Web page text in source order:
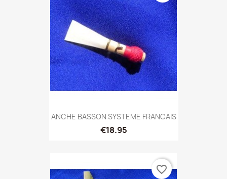
ANCHE BASSON SYSTEME FRANCAIS
€18.95
favorite_border